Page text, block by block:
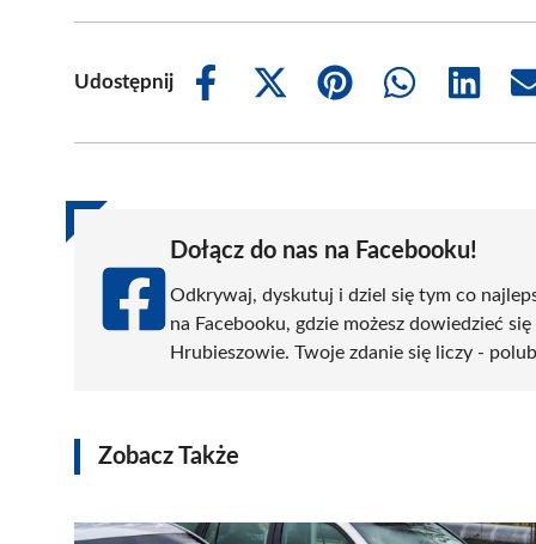
Udostępnij
Share
Share
(Twitter)
Share
Share
Share
Dołącz do nas na Facebooku!
Odkrywaj, dyskutuj i dziel się tym co
na Facebooku, gdzie możesz dowiedzieć
Hrubieszowie. Twoje zdanie się liczy -
Zobacz Także